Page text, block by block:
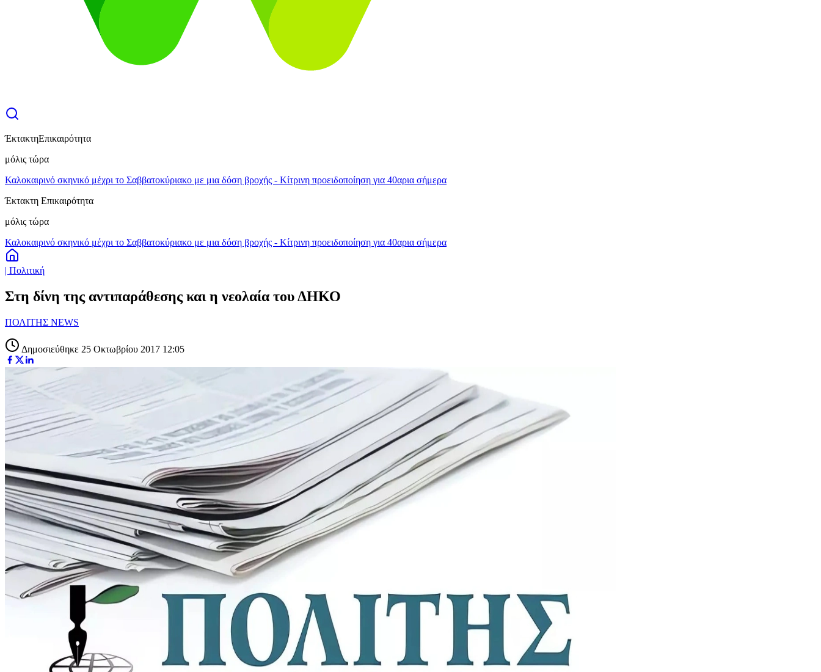
ΈκτακτηΕπικαιρότητα
μόλις τώρα
Καλοκαιρινό σκηνικό μέχρι το Σαββατοκύριακο με μια δόση βροχής - Κίτρινη προειδοποίηση για 40αρια σήμερα
Έκτακτη Επικαιρότητα
μόλις τώρα
Καλοκαιρινό σκηνικό μέχρι το Σαββατοκύριακο με μια δόση βροχής - Κίτρινη προειδοποίηση για 40αρια σήμερα
| Πολιτική
Στη δίνη της αντιπαράθεσης και η νεολαία του ΔΗΚΟ
ΠΟΛΙΤΗΣ NEWS
Δημοσιεύθηκε 25 Οκτωβρίου 2017 12:05